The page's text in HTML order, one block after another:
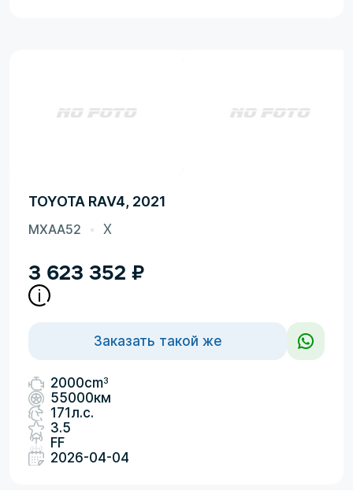
TOYOTA RAV4, 2021
MXAA52 X
3 623 352 ₽
Заказать такой же
2000cm3
55000км
171л.с.
3.5
FF
2026-04-04